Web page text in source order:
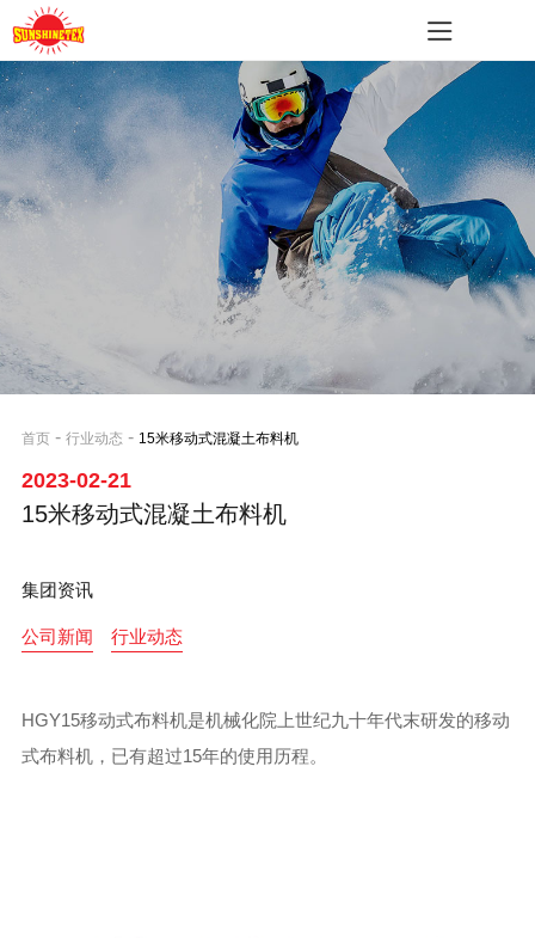
首页- 行业动态 - 15米移动式混凝土布料机
2023-02-21
15米移动式混凝土布料机
集团资讯
公司新闻 行业动态
HGY15移动式布料机是机械化院上世纪九十年代末研发的移动
式布料机，已有超过15年的使用历程。